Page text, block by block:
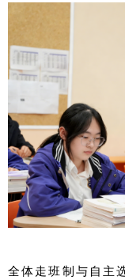
全体走班制与自主